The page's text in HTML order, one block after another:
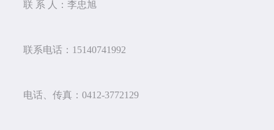
联 系 人：李忠旭
联系电话：15140741992
电话、传真：0412-3772129